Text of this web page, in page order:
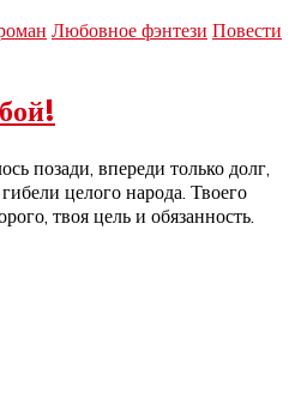
Любовное фэнтези Повести
позади, впереди только долг,
целого народа. Твоего
твоя цель и обязанность.